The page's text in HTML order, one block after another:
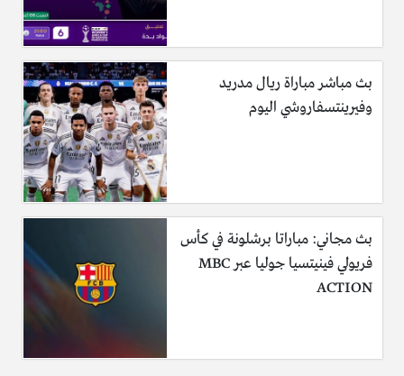
بث مباشر مباراة ريال مدريد
وفيرينتسفاروشي اليوم
بث مجاني: مباراتا برشلونة في كأس
فريولي فينيتسيا جوليا عبر MBC
ACTION